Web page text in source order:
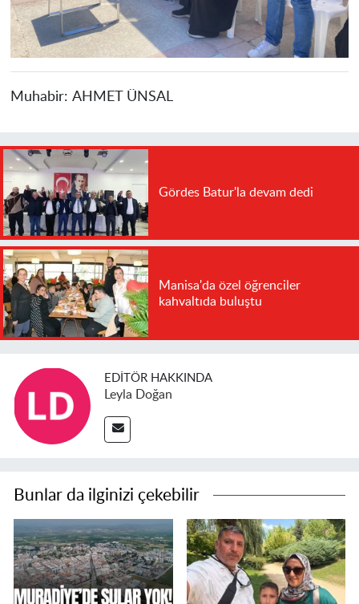
Muhabir: AHMET ÜNSAL
Gördes Batur'la devam dedi
Manisa'da özel öğrenciler
kahvaltıda buluştu
EDITÖR HAKKINDA
Leyla Doğan
Bunlar da ilginizi çekebilir